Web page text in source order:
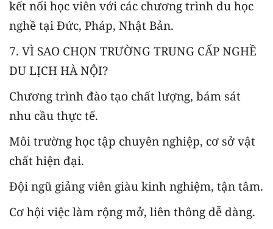
kết nối học viên với các chương trình du học
nghề tại Đức, Pháp, Nhật Bản.
7. VÌ SAO CHỌN TRƯỜNG TRUNG CẤP NGHỀ
DU LỊCH HÀ NỘI?
Chương trình đào tạo chất lượng, bám sát
nhu cầu thực tế.
Môi trường học tập chuyên nghiệp, cơ sở vật
chất hiện đại.
Đội ngũ giảng viên giàu kinh nghiệm, tận tâm.
Cơ hội việc làm rộng mở, liên thông dễ dàng.